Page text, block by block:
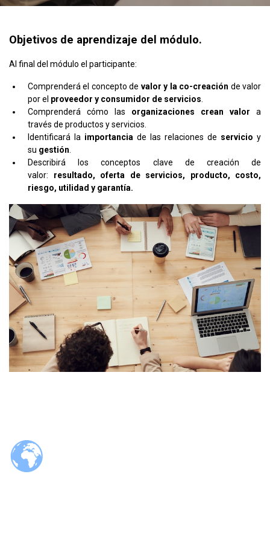
Objetivos de aprendizaje del módulo.
Al final del módulo el participante:
Comprenderá el concepto de valor y la co-creación de valor
por el proveedor y consumidor de servicios
Comprenderá cómo las organizaciones crean valor a
través de productos y servicios.
Identificará la importancia de las relaciones de servicio y
su gestión
Describirá los conceptos clave de creación de
valor: resultado, oferta de servicios, producto, costo,
riesgo, utilidad y garantía.